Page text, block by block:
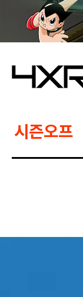
시즌오프